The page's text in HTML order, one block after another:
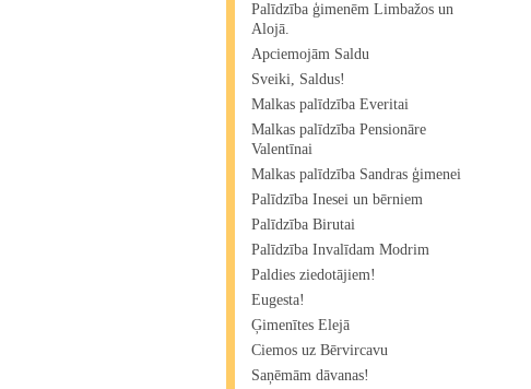
Palīdzība ģimenēm Limbažos un
Alojā.
Apciemojām Saldu
Sveiki, Saldus!
Malkas palīdzība Everitai
Malkas palīdzība Pensionāre
Valentīnai
Malkas palīdzība Sandras ģimenei
Palīdzība Inesei un bērniem
Palīdzība Birutai
Palīdzība Invalīdam Modrim
Paldies ziedotājiem!
Eugesta!
Ģimenītes Elejā
Ciemos uz Bērvircavu
Saņēmām dāvanas!